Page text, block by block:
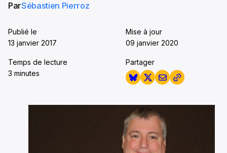
ParSébastien Pierroz
Publié le
13 janvier 2017
Mise à jour
09 janvier 2020
Temps de lecture
3 minutes
Partager